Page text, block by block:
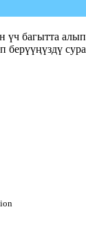
үч багытта
берүүңүздү